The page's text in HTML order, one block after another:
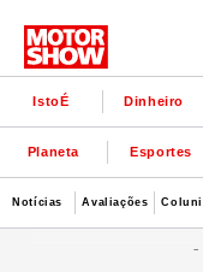
IstoÉ Dinheiro
Planeta Esportes
Notícias Avaliações